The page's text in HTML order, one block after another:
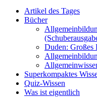
Artikel des Tages
Bücher
Duden:
Superkompaktes
Quiz-Wissen
Was ist eigentlich